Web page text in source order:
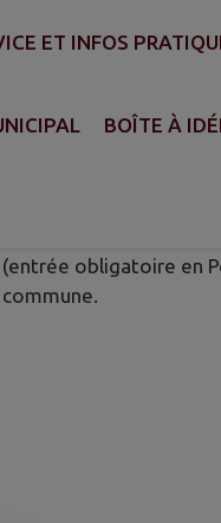
ET INFOS
BOÎTE À
obligatoire en